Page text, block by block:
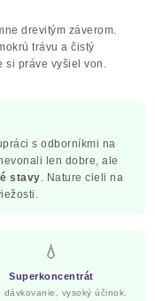
osobných údajov
drevitým záverom.
trávu a čistý
si práve vyšiel von.
s odborníkmi na
len dobre, ale
stavy. Nature cieli na
💧
Superkoncentrát
dávkovanie, vysoký účinok.